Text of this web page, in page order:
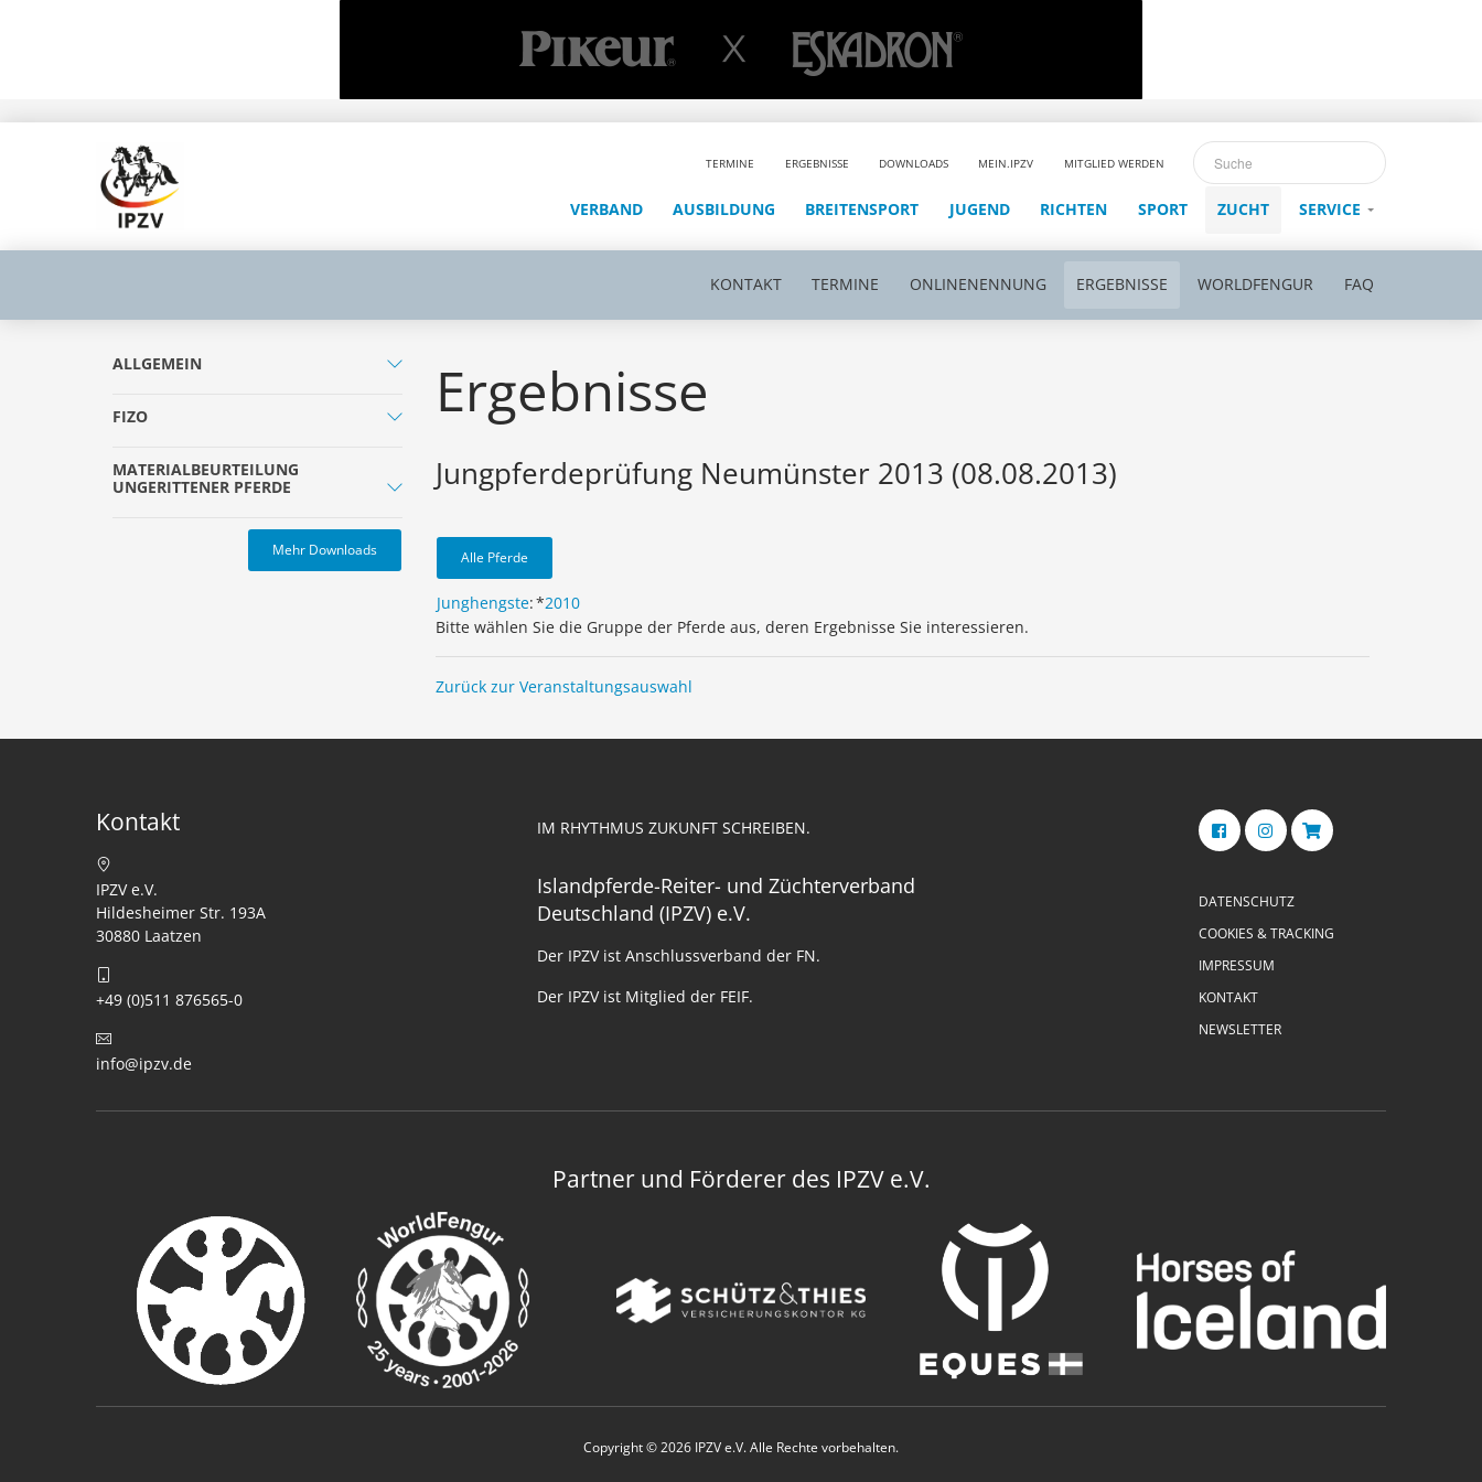
TERMINE ERGEBNISSE DOWNLOADS MEIN.IPZV MITGLIED WERDEN
VERBAND AUSBILDUNG BREITENSPORT JUGEND RICHTEN SPORT ZUCHT SERVICE
KONTAKT TERMINE ONLINENENNUNG ERGEBNISSE WORLDFENGUR FAQ
ALLGEMEIN
FIZO
MATERIALBEURTEILUNG
UNGERITTENER PFERDE
Mehr Downloads
Ergebnisse
Jungpferdeprüfung Neumünster 2013 (08.08.2013)
Alle Pferde
Junghengste:*2010
Bitte wählen Sie die Gruppe der Pferde aus, deren Ergebnisse Sie interessieren.
Zurück zur Veranstaltungsauswahl
Kontakt
IPZV e.V.
Hildesheimer Str. 193A
30880 Laatzen
+49 (0)511 876565-0
info@ipzv.de
IM RHYTHMUS ZUKUNFT SCHREIBEN.
Islandpferde-Reiter- und Züchterverband
Deutschland (IPZV) e.V.
Der IPZV ist Anschlussverband der FN.
Der IPZV ist Mitglied der FEIF.
DATENSCHUTZ
COOKIES & TRACKING
IMPRESSUM
KONTAKT
NEWSLETTER
Partner und Förderer des IPZV e.V.
Copyright © 2026 IPZV e.V. Alle Rechte vorbehalten.